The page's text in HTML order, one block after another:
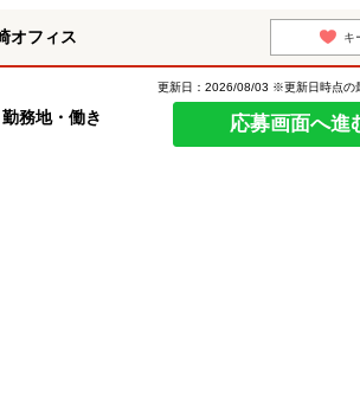
オフィス キ
務地・働き
更新日：2026/08/03 ※更新日時点の
応募画面へ進